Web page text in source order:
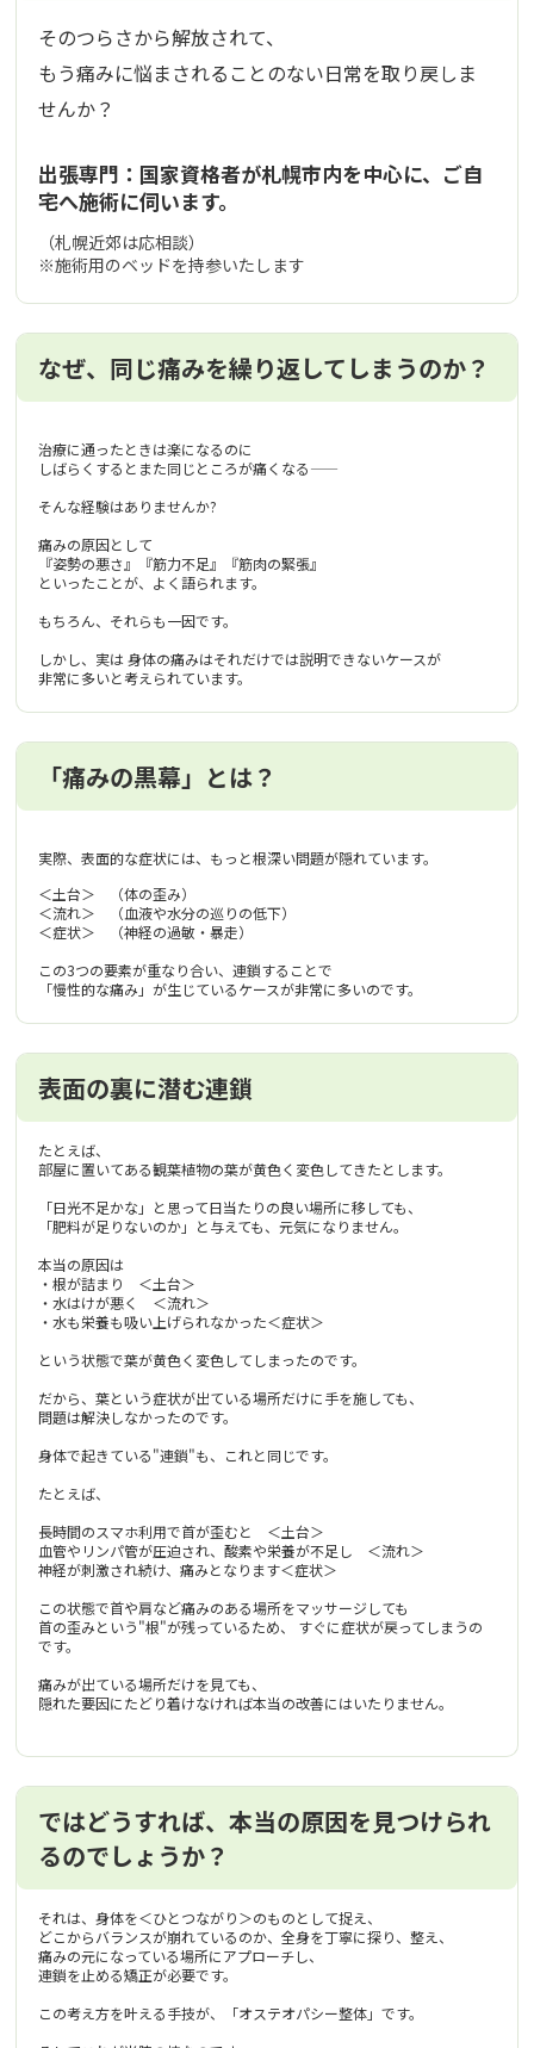
そのつらさから解放されて、
もう痛みに悩まされることのない日常を取り戻しま
せんか？
出張専門：国家資格者が札幌市内を中心に、ご自
宅へ施術に伺います。
（札幌近郊は応相談）
※施術用のベッドを持参いたします
なぜ、同じ痛みを繰り返してしまうのか？
治療に通ったときは楽になるのに
しばらくするとまた同じところが痛くなる——
そんな経験はありませんか?
痛みの原因として
『姿勢の悪さ』『筋力不足』『筋肉の緊張』
といったことが、よく語られます。
もちろん、それらも一因です。
しかし、実は 身体の痛みはそれだけでは説明できないケースが
非常に多いと考えられています。
「痛みの黒幕」とは？
実際、表面的な症状には、もっと根深い問題が隠れています。
＜土台＞ （体の歪み）
＜流れ＞ （血液や水分の巡りの低下）
＜症状＞ （神経の過敏・暴走）
この3つの要素が重なり合い、連鎖することで
「慢性的な痛み」が生じているケースが非常に多いのです。
表面の裏に潜む連鎖
たとえば、
部屋に置いてある観葉植物の葉が黄色く変色してきたとします。
「日光不足かな」と思って日当たりの良い場所に移しても、
「肥料が足りないのか」と与えても、元気になりません。
本当の原因は
・根が詰まり ＜土台＞
・水はけが悪く ＜流れ＞
・水も栄養も吸い上げられなかった＜症状＞
という状態で葉が黄色く変色してしまったのです。
だから、葉という症状が出ている場所だけに手を施しても、
問題は解決しなかったのです。
身体で起きている"連鎖"も、これと同じです。
たとえば、
長時間のスマホ利用で首が歪むと ＜土台＞
血管やリンパ管が圧迫され、酸素や栄養が不足し ＜流れ＞
神経が刺激され続け、痛みとなります＜症状＞
この状態で首や肩など痛みのある場所をマッサージしても
首の歪みという"根"が残っているため、 すぐに症状が戻ってしまうの
です。
痛みが出ている場所だけを見ても、
隠れた要因にたどり着けなければ本当の改善にはいたりません。
ではどうすれば、本当の原因を見つけられ
るのでしょうか？
それは、身体を＜ひとつながり＞のものとして捉え、
どこからバランスが崩れているのか、全身を丁寧に探り、整え、
痛みの元になっている場所にアプローチし、
連鎖を止める矯正が必要です。
この考え方を叶える手技が、「オステオパシー整体」です。